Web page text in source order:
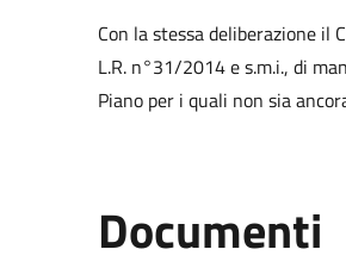
Con la stessa deliberazione il
L.R. n°31/2014 e s.m.i., di
Piano per i quali non sia
Documenti